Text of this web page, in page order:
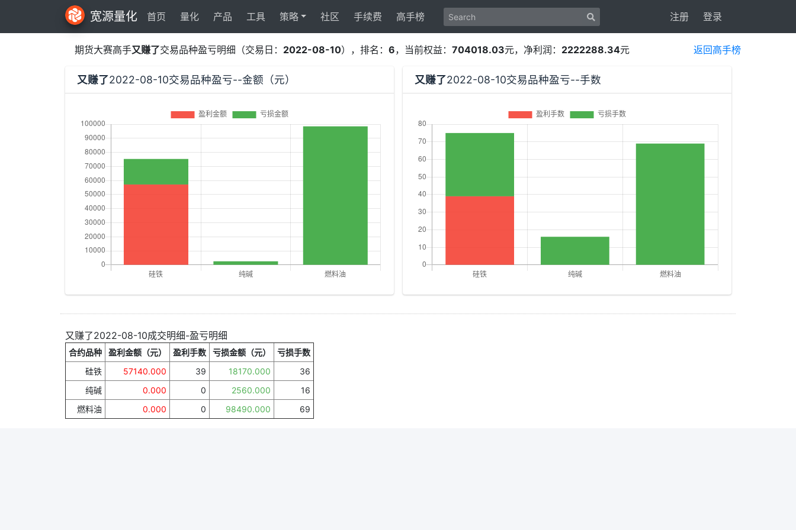
宽源量化 首页 量化 产品 工具 策略 社区 手续费 高手榜 注册 登录
期货大赛高手又赚了交易品种盈亏明细（交易日： 2022-08-10），排名： 6，当前权益： 704018.03元，净利润： 2222288.34元 返回高手榜
又赚了2022-08-10交易品种盈亏--金额（元） 又赚了2022-08-10交易品种盈亏--手数
又赚了2022-08-10成交明细-盈亏明细
合约品种 盈利金额（元） 盈利手数 亏损金额（元）
亏损手数
硅铁
57140.000 39 18170.000
36
纯碱
0.000 0 2560.000
16
燃料油
0.000 0 98490.000 69